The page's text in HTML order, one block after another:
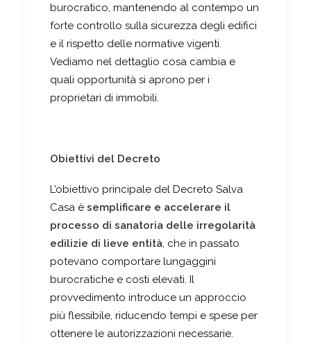
burocratico, mantenendo al contempo un
forte controllo sulla sicurezza degli edifici
e il rispetto delle normative vigenti.
Vediamo nel dettaglio cosa cambia e
quali opportunità si aprono per i
proprietari di immobili.
Obiettivi del Decreto
L’obiettivo principale del Decreto Salva
Casa è semplificare e accelerare il
processo di sanatoria delle irregolarità
edilizie di lieve entità, che in passato
potevano comportare lungaggini
burocratiche e costi elevati. Il
provvedimento introduce un approccio
più flessibile, riducendo tempi e spese per
ottenere le autorizzazioni necessarie.